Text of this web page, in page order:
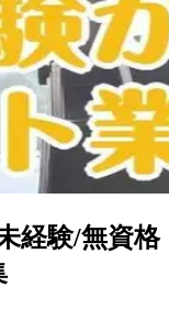
経験/無資格